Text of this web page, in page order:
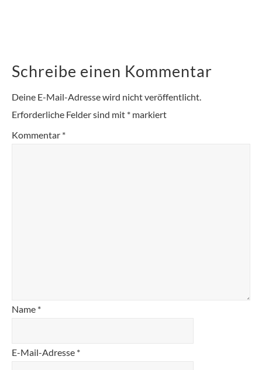
Schreibe einen Kommentar
Deine E-Mail-Adresse wird nicht veröffentlicht.
Erforderliche Felder sind mit * markiert
Kommentar *
Name *
E-Mail-Adresse *